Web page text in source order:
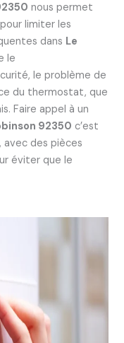
nous permet
limiter les
dans Le
le
le problème de
du thermostat, que
Faire appel à un
92350 c’est
avec des pièces
éviter que le